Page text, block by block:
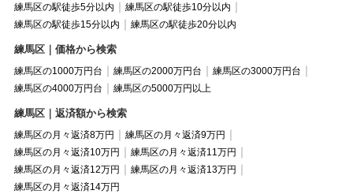
練馬区の駅徒歩5分以内
練馬区の駅徒歩10分以内
練馬区の駅徒歩15分以内
練馬区の駅徒歩20分以内
練馬区｜価格から検索
練馬区の1000万円台 練馬区の2000万円台
練馬区の3000万円台
練馬区の4000万円台
練馬区の5000万円以上
練馬区｜返済額から検索
練馬区の月々返済8万円
練馬区の月々返済9万円
練馬区の月々返済10万円
練馬区の月々返済11万円
練馬区の月々返済12万円
練馬区の月々返済13万円
練馬区の月々返済14万円